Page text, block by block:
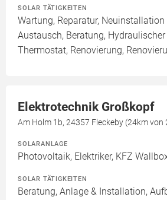
SOLAR TÄTIGKEITEN
Wartung, Reparatur,
Austausch, Beratung,
Thermostat, Renovierung,
Elektrotechnik Großkopf
Am Holm 1b, 24357 Fleckeby (24km von
SOLARANLAGE
Photovoltaik, Elektriker, KFZ
SOLAR TÄTIGKEITEN
Beratung, Anlage & Installation,